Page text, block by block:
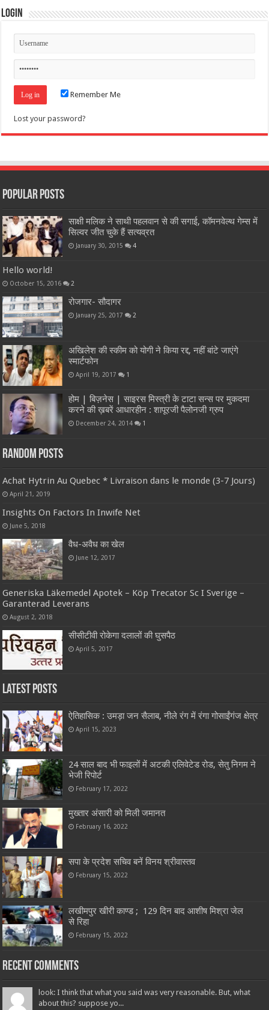
Login
Remember Me
Lost your password?
Popular Posts
साक्षी मलिक ने साथी पहलवान से की सगाई, कॉमनवेल्थ गेम्स में
सिल्वर जीत चुके हैं सत्यव्रत
January 30, 2015 4
Hello world!
October 15, 2016 2
रोजगार- सौदागर
January 25, 2017 2
अखिलेश की स्कीम को योगी ने किया रद्द, नहीं बांटे जाएंगे
स्मार्टफोन
April 19, 2017 1
होम | बिज़नेस | साइरस मिस्त्री के टाटा सन्स पर मुकदमा
करने की ख़बरें आधारहीन : शापूरजी पैलोनजी ग्रुप
December 24, 2014 1
Random Posts
Achat Hytrin Au Quebec * Livraison dans le monde (3-7 Jours)
April 21, 2019
Insights On Factors In Inwife Net
June 5, 2018
वैध-अवैध का खेल
June 12, 2017
Generiska Läkemedel Apotek – Köp Trecator Sc I Sverige –
Garanterad Leverans
August 2, 2018
सीसीटीवी रोकेगा दलालों की घुसपैठ
April 5, 2017
Latest Posts
ऐतिहासिक : उमड़ा जन सैलाब, नीले रंग में रंगा गोसाईंगंज क्षेत्र
April 15, 2023
24 साल बाद भी फाइलों में अटकी एलिवेटेड रोड, सेतु निगम ने
भेजी रिपोर्ट
February 17, 2022
मुख्तार अंसारी को मिली जमानत
February 16, 2022
सपा के प्रदेश सचिव बनें विनय श्रीवास्तव
February 15, 2022
लखीमपुर खीरी काण्ड ; 129 दिन बाद आशीष मिश्रा जेल
से रिहा
February 15, 2022
Recent Comments
look: I think that what you said was very reasonable. But, what
about this? suppose yo...